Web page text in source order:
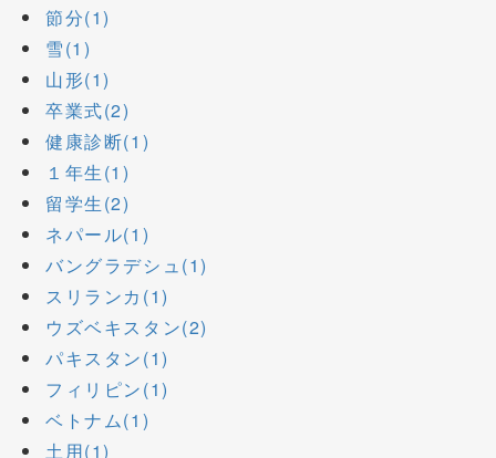
節分(1)
雪(1)
山形(1)
卒業式(2)
健康診断(1)
１年生(1)
留学生(2)
ネパール(1)
バングラデシュ(1)
スリランカ(1)
ウズベキスタン(2)
パキスタン(1)
フィリピン(1)
ベトナム(1)
土用(1)